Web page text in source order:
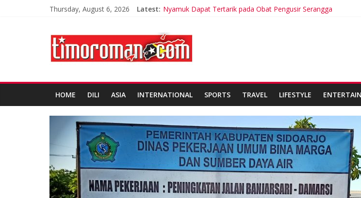
Thursday, August 6, 2026 Latest: Nyamuk Dapat Tertarik pada Obat Pengusir Serangga
Ariana Grande Tinggal Tulang dan Kulit, Ada Apa?
Korea Selatan Catat Hari Terpanas dalam Sejarah
200 tentara Timor Leste Tergabung dalam Pasukan Pemilu
HOME DILI ASIA INTERNATIONAL SPORTS TRAVEL LIFESTYLE